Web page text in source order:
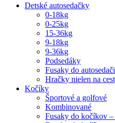
Detské autosedačky
0-18kg
0-25kg
15-36kg
9-18kg
9-36kg
Podsedáky
Fusaky do
Hračky nielen na
Kočíky
Športové a golfové
Kombinované
Fusaky do kočíkov